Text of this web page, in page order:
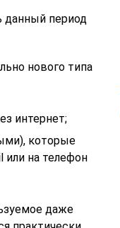
данный период
нового типа
интернет;
которые
или на телефон
даже